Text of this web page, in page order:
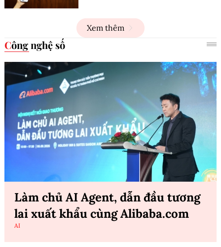
Xem thêm
Công nghệ số
Làm chủ AI Agent, dẫn đầu tương
lai xuất khẩu cùng Alibaba.com
AI